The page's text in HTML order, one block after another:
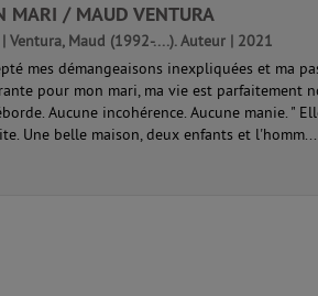
La Trilogie écossaise 01
MARI / MAUD VENTURA
Ventura, Maud (1992-....). Auteur | 2021
mes démangeaisons inexpliquées et ma
pour mon mari, ma vie est parfaitement
Aucune incohérence. Aucune manie. "
Une belle maison, deux enfants et l'homm...